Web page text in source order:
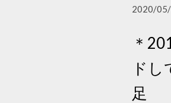
2020/
＊
ド
足